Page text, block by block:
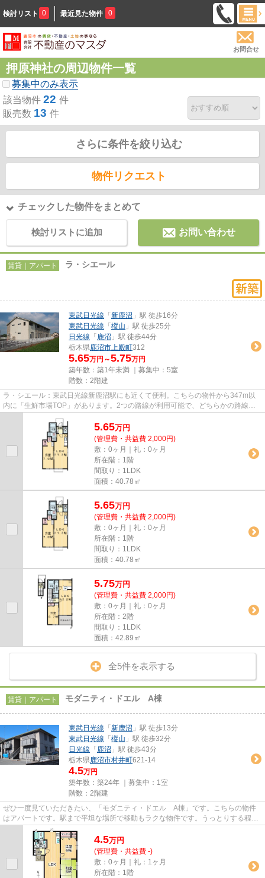
検討リスト 0 最近見た物件 0
お問合せ
押原神社の周辺物件一覧
募集中のみ表示
該当物件 22 件
販売数 13 件
さらに条件を絞り込む
物件リクエスト
チェックした物件をまとめて
検討リストに追加 お問い合わせ
賃貸｜アパート ラ・シエール
東武日光線 「 新鹿沼 」駅 徒歩16分
東武日光線 「 樅山 」駅 徒歩25分
日光線 「 鹿沼 」駅 徒歩44分
栃木県鹿沼市上殿町312
5.65万円～5.75万円
築年数：築1年未満 ｜募集中： 5室
階数：2階建
ラ・シエール：東武日光線新鹿沼駅にも近くて便利。こちらの物件から347m以
内に「生鮮市場TOP」があります。2つの路線が利用可能で、どちらかの路線に
5.65万円
(管理費・共益費 2,000円)
敷：0ヶ月｜礼：0ヶ月
所在階：1階
間取り：1LDK
面積：40.78㎡
5.65万円
(管理費・共益費 2,000円)
敷：0ヶ月｜礼：0ヶ月
所在階：1階
間取り：1LDK
面積：40.78㎡
5.75万円
(管理費・共益費 2,000円)
敷：0ヶ月｜礼：0ヶ月
所在階：2階
間取り：1LDK
面積：42.89㎡
全5件を表示する
賃貸｜アパート モダニティ・ドエル A棟
東武日光線 「 新鹿沼 」駅 徒歩13分
東武日光線 「 樅山 」駅 徒歩32分
日光線 「 鹿沼 」駅 徒歩43分
栃木県鹿沼市村井町621-14
4.5万円
築年数：築24年 ｜募集中： 1室
階数：2階建
ぜひ一度見ていただきたい、「モダニティ・ドエル A棟」です。こちらの物件
はアパートです。駅まで平坦な場所で移動もラクな物件です。うっとりする程綺
麗な景色を眺められる、誰もが...
4.5万円
(管理費・共益費 -)
敷：0ヶ月｜礼：1ヶ月
所在階：1階